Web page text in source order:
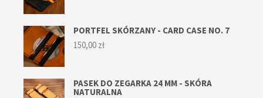
PORTFEL SKÓRZANY - CARD CASE NO. 7
150,00 zł
PASEK DO ZEGARKA 24 MM - SKÓRA
NATURALNA